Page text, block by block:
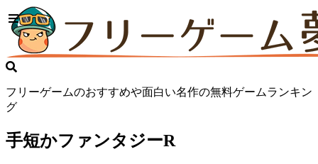
フリーゲームのおすすめや面白い名作の無料ゲームランキン
グ
手短かファンタジーR